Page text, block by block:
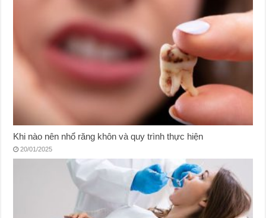
Khi nào nên nhổ răng khôn và quy trình thực hiện
20/01/2025